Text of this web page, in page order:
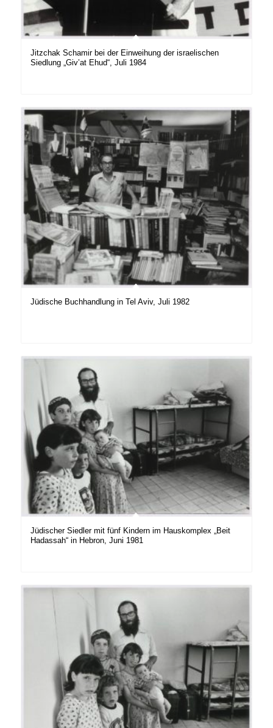
Jitzchak Schamir bei der Einweihung der israelischen
Siedlung „Giv’at Ehud“, Juli 1984
Jüdische Buchhandlung in Tel Aviv, Juli 1982
Jüdischer Siedler mit fünf Kindern im Hauskomplex „Beit
Hadassah“ in Hebron, Juni 1981